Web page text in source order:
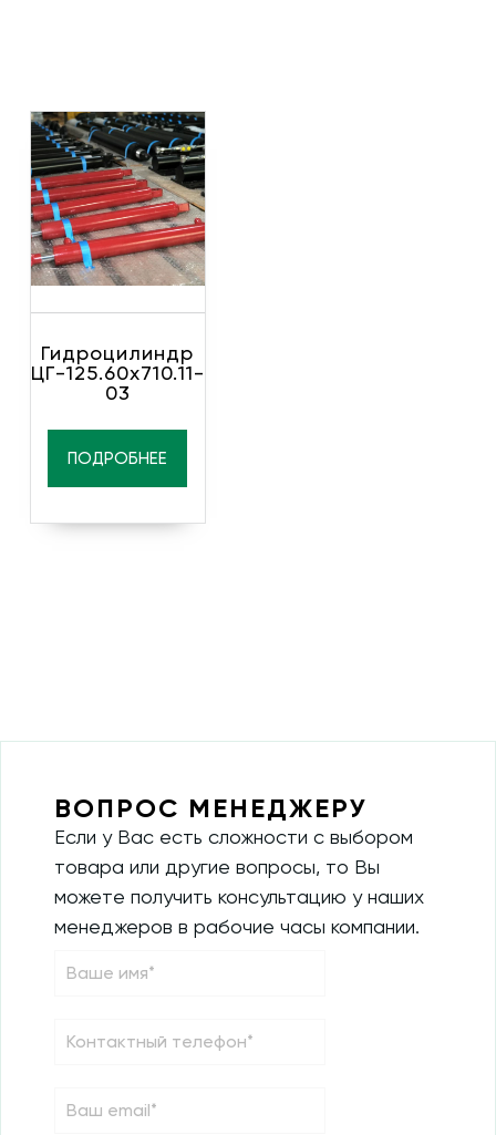
Гидроцилиндр
ЦГ-125.60х710.11-
03
ПОДРОБНЕЕ
ВОПРОС МЕНЕДЖЕРУ
Если у Вас есть сложности с выбором
товара или другие вопросы, то Вы
можете получить консультацию у наших
менеджеров в рабочие часы компании.